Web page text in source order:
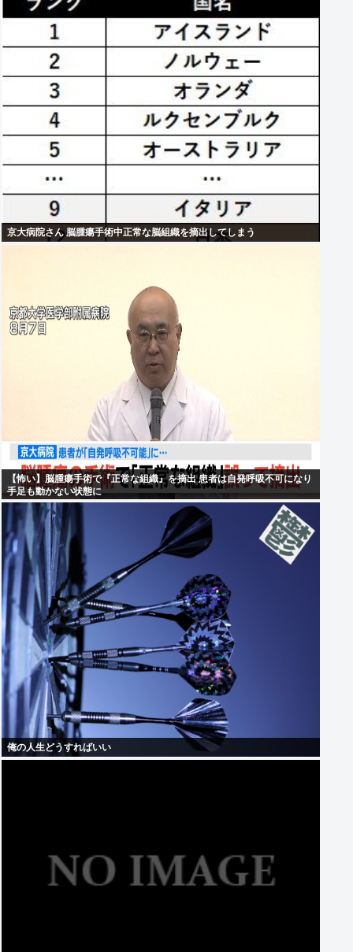
京大病院さん 脳腫瘍手術中正常な脳組織を摘出してしまう
【怖い】脳腫瘍手術で『正常な組織』を摘出 患者は自発呼吸不可になり
手足も動かない状態に
俺の人生どうすればいい